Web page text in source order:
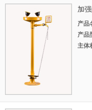
加
产品
产品
主体